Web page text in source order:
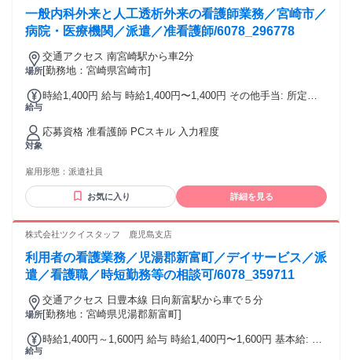
一般内科外来と人工透析外来の看護師業務／宮崎市／
病院・医療機関／派遣／准看護師/6078_296778
場所
交通アクセス 南宮崎駅から車2分
[勤務地：宮崎県宮崎市]
給与
時給1,400円 給与 時給1,400円〜1,400円 その他手当: 所定外
上決定 昇給（前年度実績）: あり：実績による 締日・支払日
（支払い方法）: 月末締め・翌月15日支払い 銀行振込
対象
応募資格 准看護師 PCスキル 入力程度
雇用形態： 派遣社員
お気に入り 詳細を見る
株式会社ツクイスタッフ 鹿児島支店
利用者の看護業務／児湯郡新富町／デイサービス／派
遣／看護職／時短勤務等の相談可/6078_359711
場所
交通アクセス 日豊本線 日向新富駅から車で５分
[勤務地：宮崎県児湯郡新富町]
給与
時給1,400円～1,600円 給与 時給1,400円〜1,600円 基本給: 准